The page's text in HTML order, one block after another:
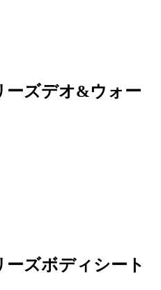
ーズデオ&ウォー
ーズボディシート